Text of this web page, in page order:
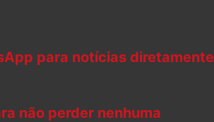
para notícias diretamente
não perder nenhuma